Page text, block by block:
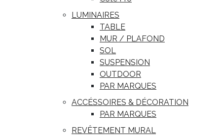
LUMINAIRES
TABLE
MUR / PLAFOND
SOL
SUSPENSION
OUTDOOR
PAR MARQUES
ACCÉSSOIRES & DÉCORATION
PAR MARQUES
REVÊTEMENT MURAL